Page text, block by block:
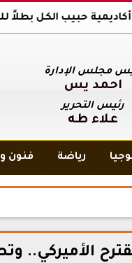
حبيب الكل بطلاً للدوري
مجلس الإدارة
أحمد يس
رئيس التحرير
علاء طه
رياضة فنون
الأميركي..